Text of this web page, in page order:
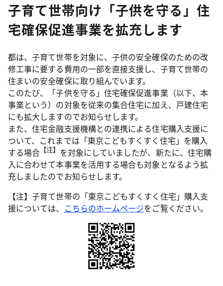
子育て世帯向け「子供を守る」住
宅確保促進事業を拡充します
都は、子育て世帯を対象に、子供の安全確保のための改
修工事に要する費用の一部を直接支援し、子育て世帯の
住まいの安全確保に取り組んでいます。
このたび、「子供を守る」住宅確保促進事業（以下、本
事業という）の対象を従来の集合住宅に加え、戸建住宅
にも拡大しますのでお知らせします。
また、住宅金融支援機構との連携による住宅購入支援に
ついて、これまでは「東京こどもすくすく住宅」を購入
する場合 【注】 を対象にしていましたが、新たに、住宅購
入に合わせて本事業を活用する場合も対象となるよう拡
充しましたのでお知らせします。
【注】子育て世帯の「東京こどもすくすく住宅」購入支
援については、 こちらのホームページをご覧ください。